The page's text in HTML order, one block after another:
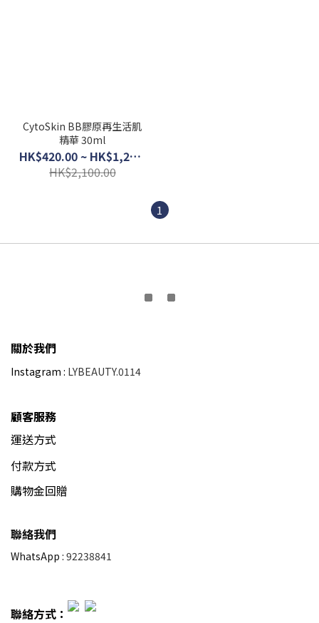
CytoSkin BB膠原再生活肌
精華 30ml
HK$420.00 ~ HK$1,200.00
HK$2,100.00
1
關於我們
Instagram : LYBEAUTY.0114
顧客服務
運送方式
付款方式
購物金回贈
聯絡我們
WhatsApp : 92238841
聯絡方式：